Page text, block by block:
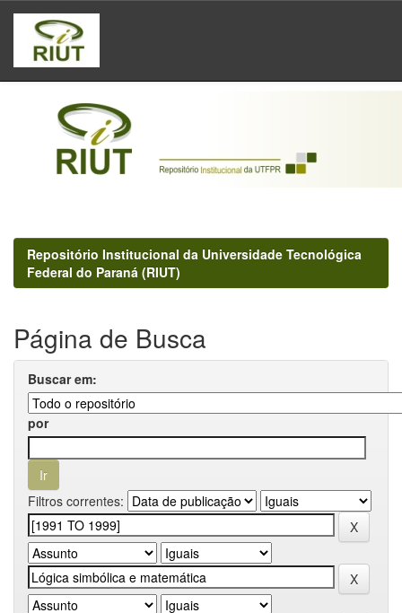
Skip
navigation
Repositório Institucional da Universidade Tecnológica
Federal do Paraná (RIUT)
Página de Busca
Buscar em:
por
Filtros correntes: